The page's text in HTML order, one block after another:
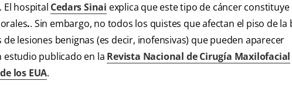
El hospital Cedars Sinai explica que este tipo de cáncer
.. Sin embargo, no todos los quistes que afectan el piso de la
lesiones benignas (es decir, inofensivas) que pueden aparecer
publicado en la Revista Nacional de Cirugía Maxilofacial
los EUA.